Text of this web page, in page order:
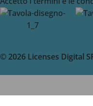
© 2026 Licenses Digital
Microsoft